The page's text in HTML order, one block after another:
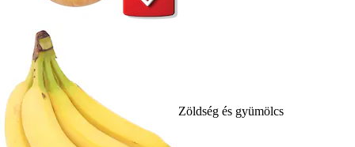
Zöldség és gyümölcs